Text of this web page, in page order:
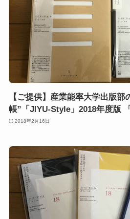
【ご提供】産業能率大学出版部
帳”「JIYU-Style」2018年度版
2018年2月16日